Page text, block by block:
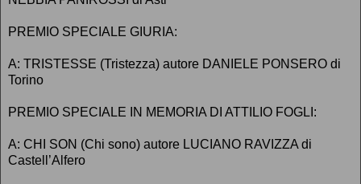
PREMIO SPECIALE GIURIA:
A: TRISTESSE (Tristezza) autore DANIELE PONSERO di
Torino
PREMIO SPECIALE IN MEMORIA DI ATTILIO FOGLI:
A: CHI SON (Chi sono) autore LUCIANO RAVIZZA di
Castell’Alfero